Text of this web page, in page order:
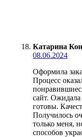
Катарина
08.06.2024
Оформила
Процесс
сайт.
готовы.
Получилось
только меня,
способов